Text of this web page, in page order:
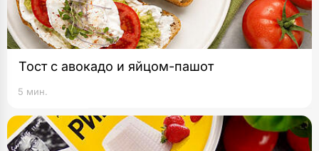
Тост с авокадо и яйцом-пашот
5 мин.